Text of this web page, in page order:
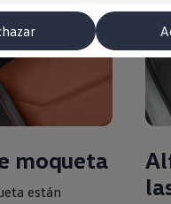
moqueta
están